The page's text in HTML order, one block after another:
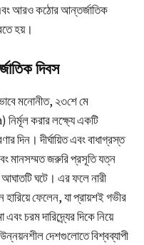
আরও কঠোর আন্তর্জাতিক
হয়।
দিবস
মনোনীত, ২৩শে মে
করার লক্ষ্যে একটি
দিন। দীর্ঘায়িত এবং বাধাগ্রস্ত
মানসম্মত জরুরি প্রসূতি যত্ন
ঘটে। এর ফলে নারী
হারিয়ে ফেলেন, যা প্রায়শই গভীর
চরম দারিদ্র্যের দিকে নিয়ে
দেশগুলোতে বিশ্বব্যাপী